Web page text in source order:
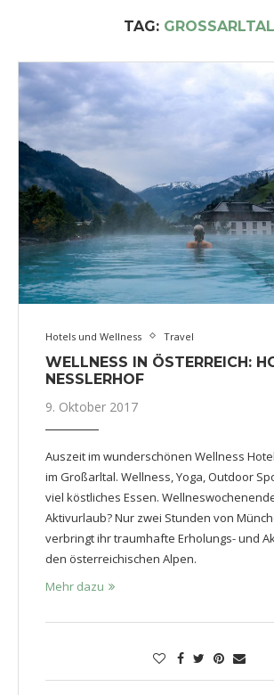
TAG: GROSSARLTAL
Hotels und Wellness Travel
WELLNESS IN ÖSTERREICH:
NESSLERHOF
9. Oktober 2017
Auszeit im wunderschönen Wellness
im Großarltal. Wellness, Yoga, Outdoor
viel köstliches Essen.
Aktivurlaub? Nur zwei Stunden von
verbringt ihr traumhafte Erholungs- und
den österreichischen Alpen.
Mehr dazu